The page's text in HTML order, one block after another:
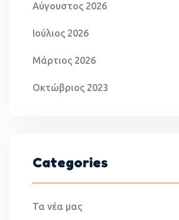
Αύγουστος 2026
Ιούλιος 2026
Μάρτιος 2026
Οκτώβριος 2023
Categories
Τα νέα μας